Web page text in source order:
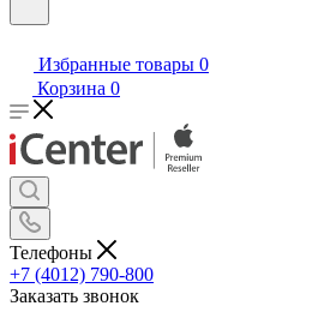
Избранные товары 0
Корзина 0
Телефоны
+7 (4012) 790-800
Заказать звонок